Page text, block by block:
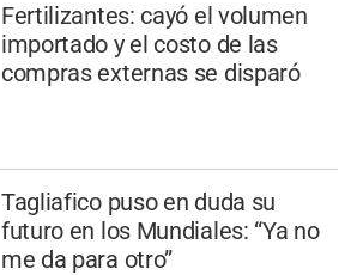
Fertilizantes: cayó el volumen
importado y el costo de las
compras externas se disparó
Tagliafico puso en duda su
futuro en los Mundiales: “Ya no
me da para otro”